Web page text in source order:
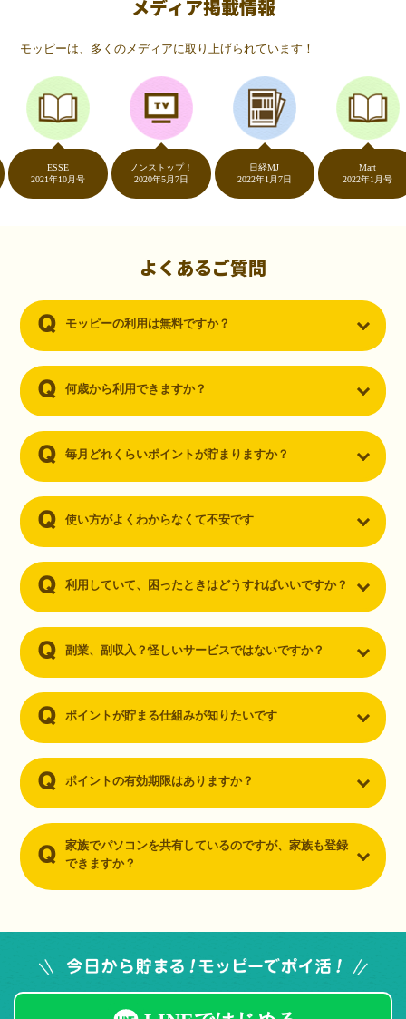
いつものネットショッピングが、モッピーでお得
（20代・女性）
友達に勧められてモッピーをはじめました。空いた時間にスマホで買
い物をすることが多いのですが、モッピーを経由するだけでショップ
のポイントとモッピーのポイントが二重で貯まることを知り、ビック
リ…！いつものネットショッピングをモッピーを経由するだけでポイ
ントが貯まるなんて…もっと早く教えてほしかった～！貯まったポイ
ントはギフト券に交換して、プチ贅沢を楽しんでます♪
（30代・男性）
ーを知りました。クレジットカードを発行するだけでポイントが貯ま
るならと無料登録して、クレジットカードの発行やアプリダウンロー
メディア掲載情報
モッピーは、多くのメディアに取り上げられています！
2021年10月号
ノンストップ！
2020年5月7日
日経MJ
2022年1月7日
2022年1月号
よくあるご質問
モッピーの利用は無料ですか？
何歳から利用できますか？
毎月どれくらいポイントが貯まりますか？
使い方がよくわからなくて不安です
利用していて、困ったときはどうすればいいですか？
副業、副収入？怪しいサービスではないですか？
ポイントが貯まる仕組みが知りたいです
ポイントの有効期限はありますか？
家族でパソコンを共有しているのですが、家族も登録
できますか？